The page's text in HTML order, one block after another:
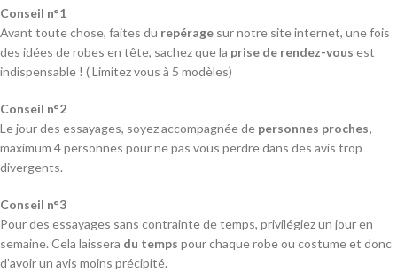
Conseil n°1
Avant toute chose, faites du repérage sur notre site internet, une fois
des idées de robes en tête, sachez que la prise de rendez-vous est
indispensable ! ( Limitez vous à 5 modèles)
Conseil n°2
Le jour des essayages, soyez accompagnée de personnes proches,
maximum 4 personnes pour ne pas vous perdre dans des avis trop
divergents.
Conseil n°3
Pour des essayages sans contrainte de temps, privilégiez un jour en
semaine. Cela laissera du temps pour chaque robe ou costume et donc
d’avoir un avis moins précipité.